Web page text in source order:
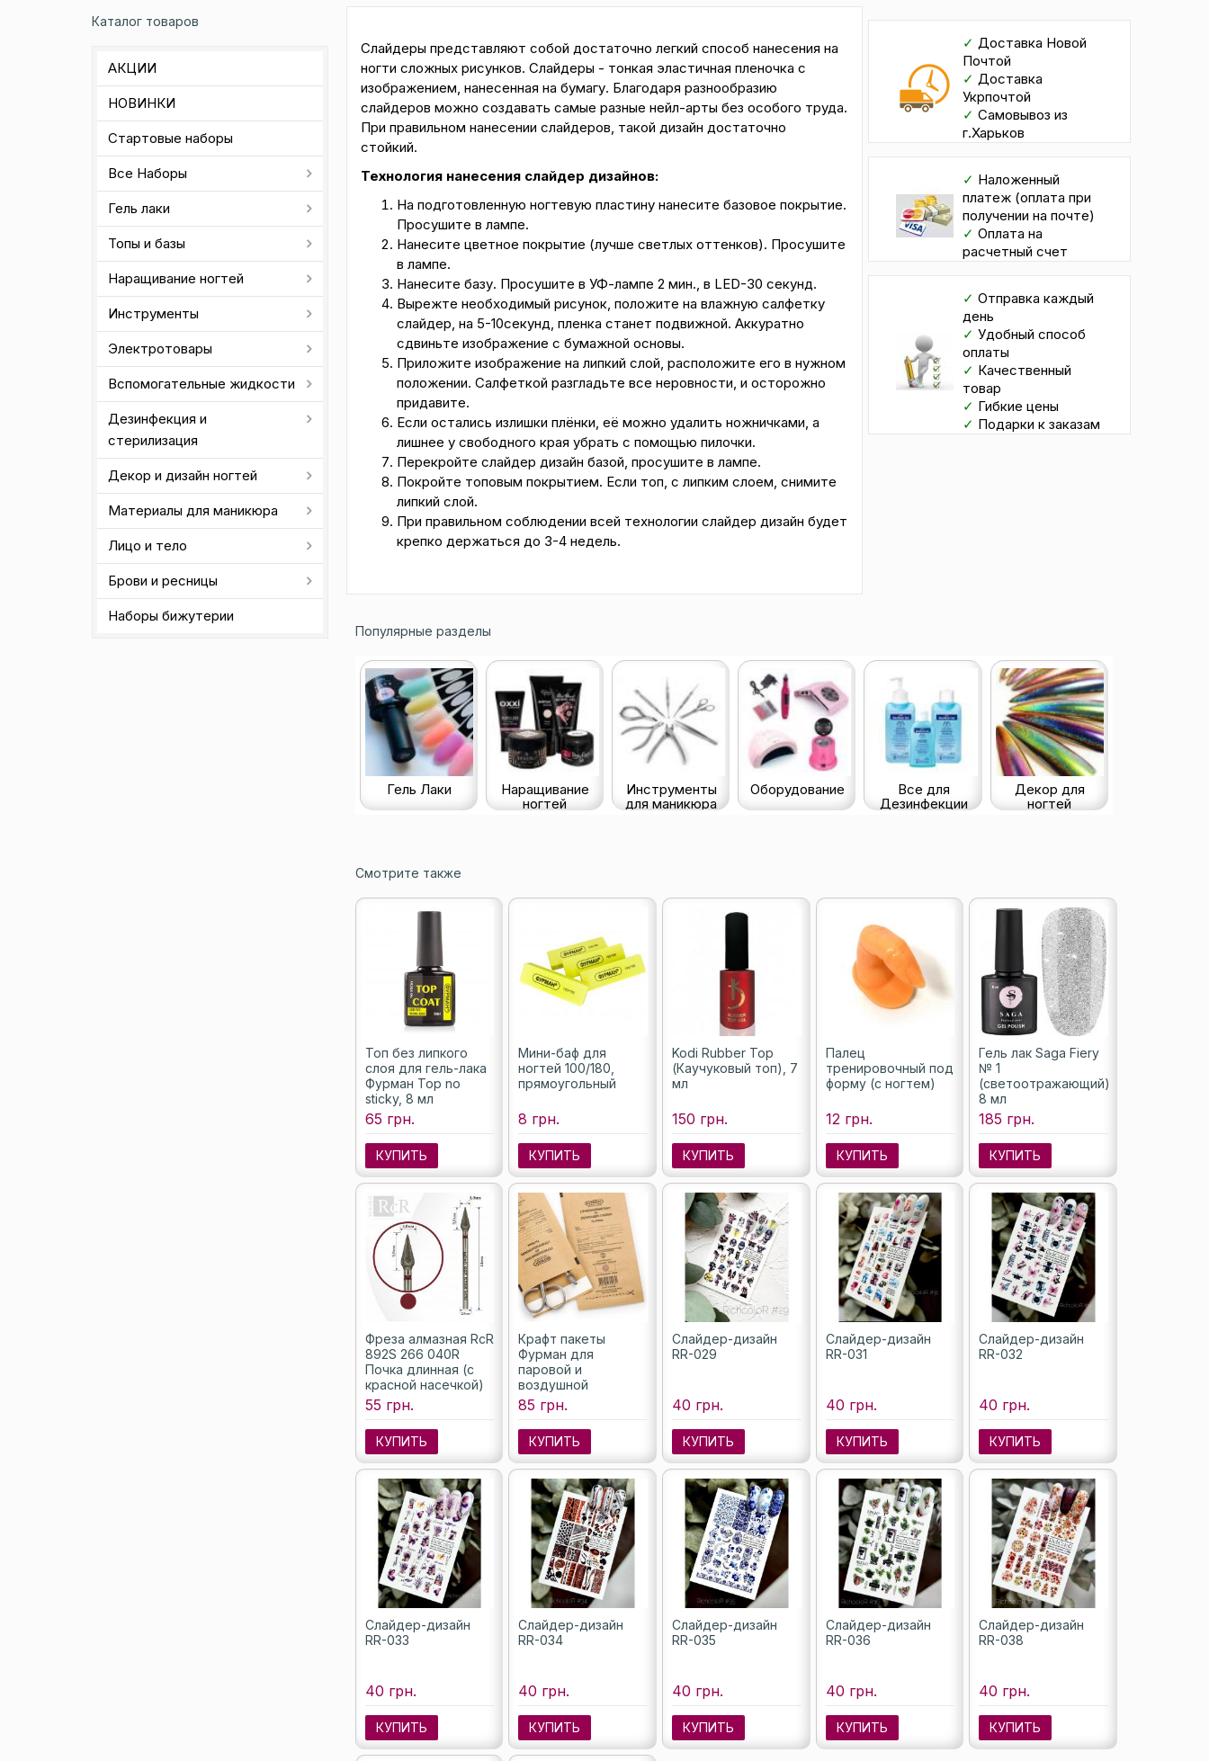
Каталог товаров
АКЦИИ
НОВИНКИ
Стартовые наборы
Все Наборы
Гель лаки
Топы и базы
Наращивание ногтей
Инструменты
Электротовары
Вспомогательные жидкости
Дезинфекция и
стерилизация
Декор и дизайн ногтей
Материалы для маникюра
Лицо и тело
Брови и ресницы
Наборы бижутерии
Слайдеры представляют собой достаточно легкий способ нанесения на
ногти сложных рисунков. Слайдеры - тонкая эластичная пленочка с
изображением, нанесенная на бумагу. Благодаря разнообразию
слайдеров можно создавать самые разные нейл-арты без особого труда.
При правильном нанесении слайдеров, такой дизайн достаточно
стойкий.
Технология нанесения слайдер дизайнов:
На подготовленную ногтевую пластину нанесите базовое покрытие.
Просушите в лампе.
Нанесите цветное покрытие (лучше светлых оттенков). Просушите
в лампе.
Нанесите базу. Просушите в УФ-лампе 2 мин., в LED-30 секунд.
Вырежте необходимый рисунок, положите на влажную салфетку
слайдер, на 5-10секунд, пленка станет подвижной. Аккуратно
сдвиньте изображение с бумажной основы.
Приложите изображение на липкий слой, расположите его в нужном
положении. Салфеткой разгладьте все неровности, и осторожно
придавите.
Если остались излишки плёнки, её можно удалить ножничками, а
лишнее у свободного края убрать с помощью пилочки.
Перекройте слайдер дизайн базой, просушите в лампе.
Покройте топовым покрытием. Если топ, с липким слоем, снимите
липкий слой.
При правильном соблюдении всей технологии слайдер дизайн будет
крепко держаться до 3-4 недель.
✓ Доставка Новой
Почтой
✓ Доставка
Укрпочтой
✓ Самовывоз из
г.Харьков
✓ Наложенный
платеж (оплата при
получении на почте)
✓ Оплата на
расчетный счет
✓ Отправка каждый
день
✓ Удобный способ
оплаты
✓ Качественный
товар
✓ Гибкие цены
✓ Подарки к заказам
Популярные разделы
Гель Лаки
Наращивание
ногтей
Инструменты
для маникюра
Оборудование
Все для
Дезинфекции
Декор для
ногтей
Смотрите также
Топ без липкого
слоя для гель-лака
Фурман Top no
sticky, 8 мл
65 грн.
КУПИТЬ
Мини-баф для
ногтей 100/180,
прямоугольный
8 грн.
КУПИТЬ
Kodi Rubber Top
(Каучуковый топ), 7
мл
150 грн.
КУПИТЬ
Палец
тренировочный под
форму (с ногтем)
12 грн.
КУПИТЬ
Гель лак Saga Fiery
№ 1
(светоотражающий),
8 мл
185 грн.
КУПИТЬ
Фреза алмазная RcR
892S 266 040R
Почка длинная (с
красной насечкой)
55 грн.
КУПИТЬ
Крафт пакеты
Фурман для
паровой и
воздушной
стерилизации фрез,
75х180 мм, 100 шт.
85 грн.
КУПИТЬ
Слайдер-дизайн
RR-029
40 грн.
КУПИТЬ
Слайдер-дизайн
RR-031
40 грн.
КУПИТЬ
Слайдер-дизайн
RR-032
40 грн.
КУПИТЬ
Слайдер-дизайн
RR-033
40 грн.
КУПИТЬ
Слайдер-дизайн
RR-034
40 грн.
КУПИТЬ
Слайдер-дизайн
RR-035
40 грн.
КУПИТЬ
Слайдер-дизайн
RR-036
40 грн.
КУПИТЬ
Слайдер-дизайн
RR-038
40 грн.
КУПИТЬ